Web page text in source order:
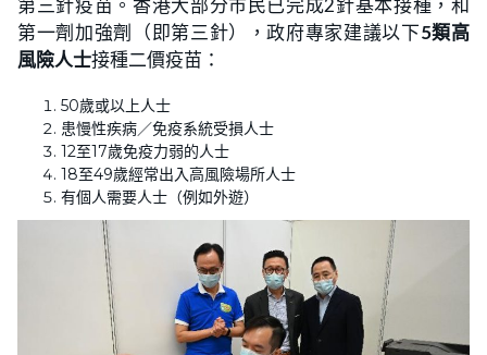
第三針疫苗。香港大部分市民已完成2針基本接種，和
第一劑加強劑（即第三針），政府專家建議以下5類高
風險人士接種二價疫苗：
50歲或以上人士
患慢性疾病／免疫系統受損人士
12至17歲免疫力弱的人士
18至49歲經常出入高風險場所人士
有個人需要人士（例如外遊）